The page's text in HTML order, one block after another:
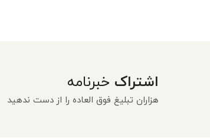
اشتراک خبرنامه
هزاران تبلیغ فوق العاده را از دست ندهید